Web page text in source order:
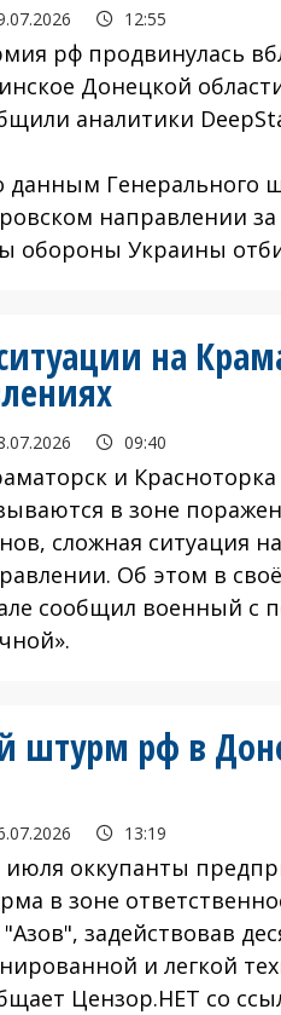
12:55
рф продвинулась
Донецкой
аналитики
данным Генерального
направлении
обороны Украины
на
09:40
и
в зоне
сложная ситуация
Об этом в
сообщил военный с
штурм рф в
13:19
июля оккупанты
в зоне
задействовав
и легкой
Цензор.НЕТ со